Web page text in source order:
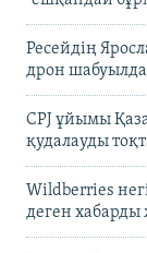
Ресейдің
дрон
CPJ ұйымы
қудалауды
Wildberries
деген